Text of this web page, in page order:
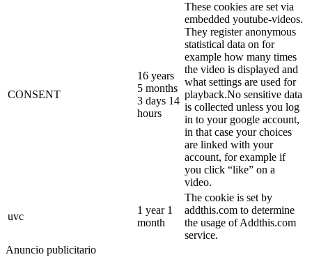
CONSENT
16 years
5 months
3 days 14
hours
These cookies are set via
embedded youtube-videos.
They register anonymous
statistical data on for
example how many times
the video is displayed and
what settings are used for
playback.No sensitive data
is collected unless you log
in to your google account,
in that case your choices
are linked with your
account, for example if
you click “like” on a
video.
uvc
1 year 1
month
The cookie is set by
addthis.com to determine
the usage of Addthis.com
service.
Anuncio publicitario